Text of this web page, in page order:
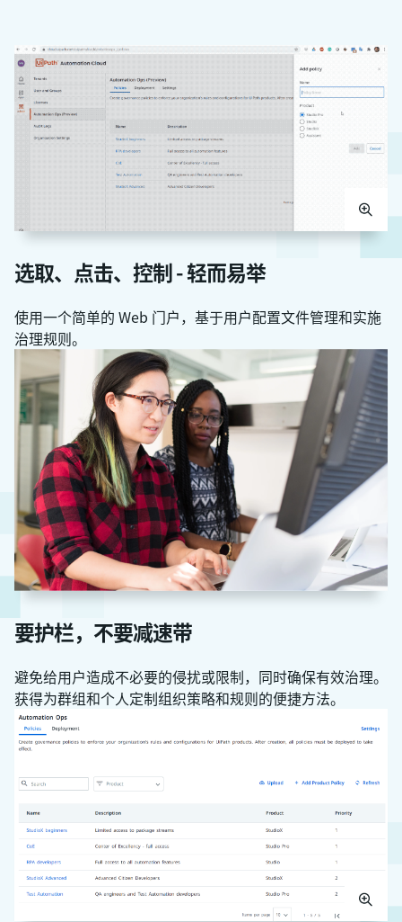
选取、点击、控制 - 轻而易举
使用一个简单的 Web 门户，基于用户配置文件管理和实施
治理规则。
要护栏，不要减速带
避免给用户造成不必要的侵扰或限制，同时确保有效治理。
获得为群组和个人定制组织策略和规则的便捷方法。